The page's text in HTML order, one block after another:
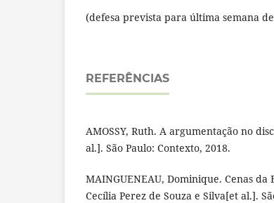
(defesa prevista para última semana
REFERÊNCIAS
AMOSSY, Ruth. A argumentação no
al.]. São Paulo: Contexto, 2018.
MAINGUENEAU, Dominique. Cenas
Cecília Perez de Souza e Silva[et al.].